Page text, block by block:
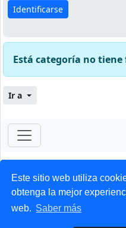
Este sitio web utiliza
obtenga la mejor
web. Saber más
Está categoría no tiene
Ir a
Privacidad